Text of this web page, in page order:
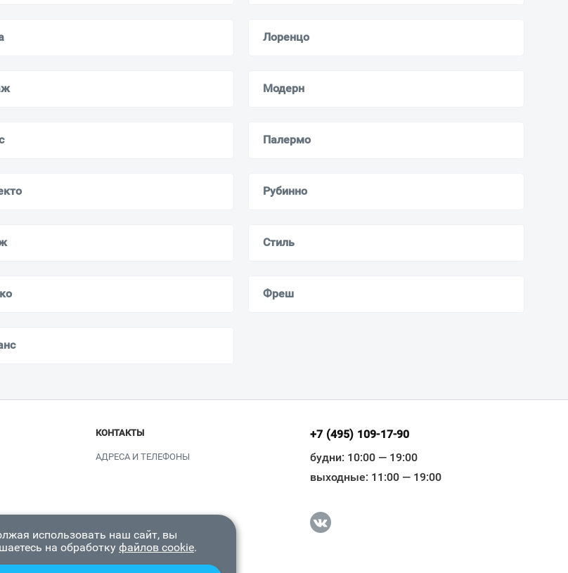
Лоренцо
Модерн
Палермо
Рубинно
Стиль
Фреш
КОНТАКТЫ
АДРЕСА И ТЕЛЕФОНЫ
+7 (495) 109-17-90
будни: 10:00 — 19:00
выходные: 11:00 — 19:00
использовать наш сайт, вы
на обработку файлов cookie.